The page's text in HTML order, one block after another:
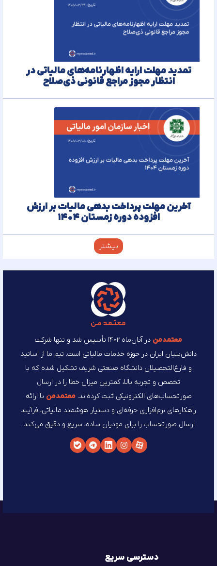
تمدید مهلت ارایه اظهارنامه‌های مالیاتی در
انتظار مجوز مراجع قانونی ذی‌‏صلاح
آخرین مهلت پرداخت بدهی مالیات بر ارزش
افزوده دوره زمستان ۱۴۰۴
بیشتر
معتمد‌من
در آبان‌ماه ۱۴۰۲ تأسیس شد و تنها شرکت
دانش‌بنیان ایران در حوزه خدمات مالیاتی است. تیم ما از اساتید
و فارغ‌التحصیلان دانشگاه صنعتی شریف تشکیل شده که با
تخصص و تجربه بالا، کمترین میزان خطا را در ارسال
صورتحساب‌های الکترونیکی ثبت کرده‌اند.معتمد‌من با ارائه
راهکارهای نرم‌افزاری حرفه‌ای و دستیار هوشمند مالیاتی، فرآیند
ارسال صورتحساب را برای مودیان ساده، سریع و دقیق می‌کند.
دسترسی سریع